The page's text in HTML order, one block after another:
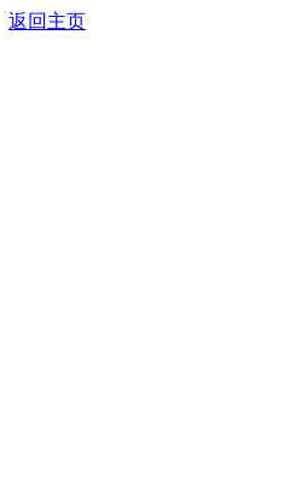
返回主页